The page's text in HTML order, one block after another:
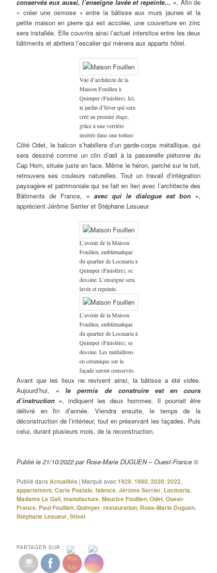
conservés eux aussi, l’enseigne lavée et repeinte… », Afin de
« créer une osmose » entre la bâtisse aux murs jaunes et la
petite maison en pierre qui est accolée, une couverture en zinc
sera installée. Elle couvrira ainsi l’actuel interstice entre les deux
bâtiments et abritera l’escalier qui mènera aux apparts hôtel.
Vue d’architecte de la
Maison Fouillen à
Quimper (Finistère). Ici,
le jardin d’hiver qui sera
créé au premier étage,
grâce à une verrière
insérée dans une toiture
Côté Odet, le balcon s’habillera d’un garde-corps métallique, qui
sera dessiné comme un clin d’œil à la passerelle piétonne du
Cap Horn, située juste en face. Même le héron, perché sur le toit,
retrouvera ses couleurs naturelles. Tout un travail d’intégration
paysagère et patrimoniale qui se fait en lien avec l’architecte des
Bâtiments de France, « avec qui le dialogue est bon »,
apprécient Jérôme Serrier et Stéphane Lesueur.
L’avenir de la Maison
Fouillen, emblématique
du quartier de Locmaria à
Quimper (Finistère), se
dessine. L’enseigne sera
lavée et repeinte.
L’avenir de la Maison
Fouillen, emblématique
du quartier de Locmaria à
Quimper (Finistère), se
dessine. Les médaillons
en céramique sur la
façade seront conservés.
Avant que les lieux ne revivent ainsi, la bâtisse a été vidée.
Aujourd’hui, « le permis de construire est en cours
d’instruction », indiquent les deux hommes. Il pourrait être
délivré en fin d’année. Viendra ensuite, le temps de la
déconstruction de l’intérieur, tout en préservant les façades. Puis
celui, durant plusieurs mois, de la reconstruction.
Publié le 21/10/2022 par Rose-Marie DUGUEN – Ouest-France ©
Publié dansActualités | Marqué avec1929,1980,2020,2022,
appartement,Carte Postale,faïence,Jérôme Serrier, Locmaria,
Madame Le Gall,manufacture,Maurice Fouillen,Odet,Ouest-
France, Paul Fouillen,Quimper,restauration, Rose-Marie Duguen,
Stéphane Lesueur,Stivel
PARTAGER SUR :